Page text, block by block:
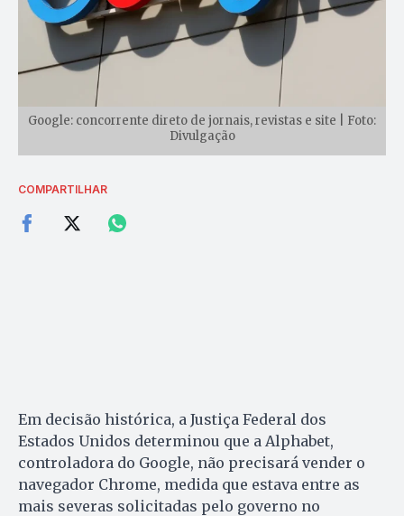
Google: concorrente direto de jornais, revistas e site | Foto:
Divulgação
COMPARTILHAR
Em decisão histórica, a Justiça Federal dos
Estados Unidos determinou que a Alphabet,
controladora do Google, não precisará vender o
navegador Chrome, medida que estava entre as
mais severas solicitadas pelo governo no